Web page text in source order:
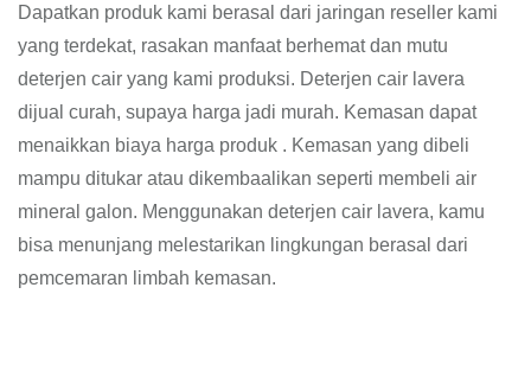
Dapatkan produk kami berasal dari jaringan reseller kami
yang terdekat, rasakan manfaat berhemat dan mutu
deterjen cair yang kami produksi. Deterjen cair lavera
dijual curah, supaya harga jadi murah. Kemasan dapat
menaikkan biaya harga produk . Kemasan yang dibeli
mampu ditukar atau dikembaalikan seperti membeli air
mineral galon. Menggunakan deterjen cair lavera, kamu
bisa menunjang melestarikan lingkungan berasal dari
pemcemaran limbah kemasan.